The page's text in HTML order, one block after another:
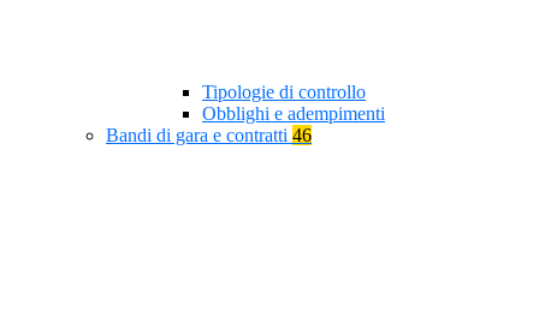
Tipologie di controllo
Obblighi e adempimenti
Bandi di gara e contratti 46